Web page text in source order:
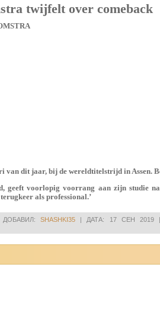
twijfelt over comeback
van dit jaar, bij de wereldtitelstrijd in Assen.
geeft voorlopig voorrang aan zijn studie
als professional.’
ДОБАВИЛ: SHASHKI35 | ДАТА: 17 СЕН 2019
|